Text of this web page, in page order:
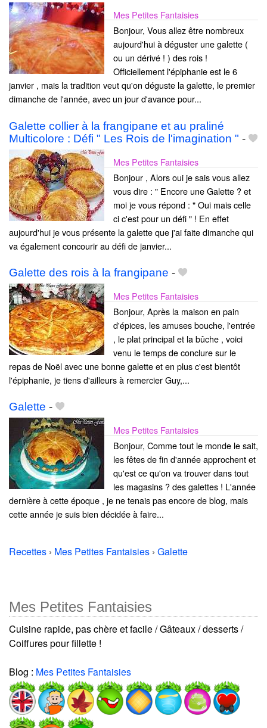
Mes Petites Fantaisies
Bonjour, Vous allez être nombreux
aujourd'hui à déguster une galette (
ou un dérivé ! ) des rois !
Officiellement l'épiphanie est le 6
janvier , mais la tradition veut qu'on déguste la galette, le premier
dimanche de l'année, avec un jour d'avance pour...
Galette collier à la frangipane et au praliné
Multicolore : Défi " Les Rois de l'imagination " -
Mes Petites Fantaisies
Bonjour , Alors oui je sais vous allez
vous dire : " Encore une Galette ? et
moi je vous répond : " Oui mais celle
ci c'est pour un défi " ! En effet
aujourd'hui je vous présente la galette que j'ai faite dimanche qui
va également concourir au défi de janvier...
Galette des rois à la frangipane -
Mes Petites Fantaisies
Bonjour, Après la maison en pain
d'épices, les amuses bouche, l'entrée
, le plat principal et la bûche , voici
venu le temps de conclure sur le
repas de Noël avec une bonne galette et en plus c'est bientôt
l'épiphanie, je tiens d'ailleurs à remercier Guy,...
Galette -
Mes Petites Fantaisies
Bonjour, Comme tout le monde le sait,
les fêtes de fin d'année approchent et
qu'est ce qu'on va trouver dans tout
les magasins ? des galettes ! L'année
dernière à cette époque , je ne tenais pas encore de blog, mais
cette année je suis bien décidée à faire...
Recettes › Mes Petites Fantaisies › Galette
Mes Petites Fantaisies
Cuisine rapide, pas chère et facile / Gâteaux / desserts /
Coiffures pour fillette !
Blog : Mes Petites Fantaisies